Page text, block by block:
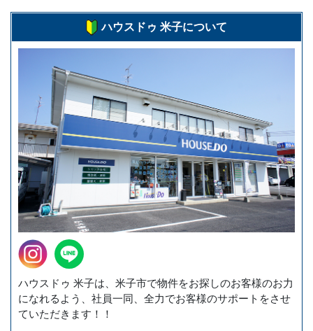
ハウスドゥ 米子について
ハウスドゥ 米子は、米子市で物件をお探しのお客様のお力
になれるよう、社員一同、全力でお客様のサポートをさせ
ていただきます！！